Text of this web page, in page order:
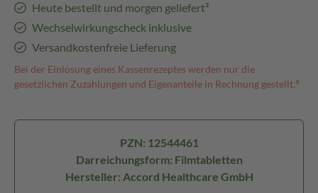
Heute bestellt und morgen geliefert³
Wechselwirkungscheck inklusive
Versandkostenfreie Lieferung
Bei der Einlösung eines Kassenrezeptes werden nur die
gesetzlichen Zuzahlungen und Eigenanteile in Rechnung gestellt.⁴
PZN: 12544461
Darreichungsform: Filmtabletten
Hersteller: Accord Healthcare GmbH